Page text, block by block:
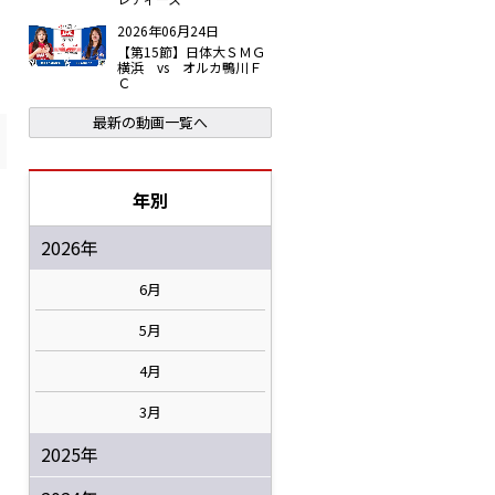
2026年06月24日
【第15節】日体大ＳＭＧ
横浜 vs オルカ鴨川Ｆ
Ｃ
最新の動画一覧へ
年別
2026年
6月
5月
4月
3月
2025年